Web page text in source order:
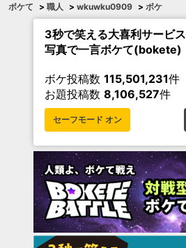
ボケて > 職人 > wkuwku0909 > ボケ
3秒で笑える大喜利サービス
写真で一言ボケて(bokete)
ボケ投稿数 115,501,231件
お題投稿数 8,106,527件
セーフモード オン